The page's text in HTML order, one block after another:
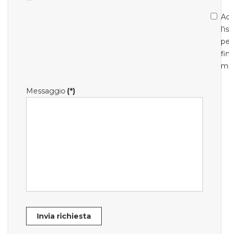
Messaggio (*)
Invia richiesta